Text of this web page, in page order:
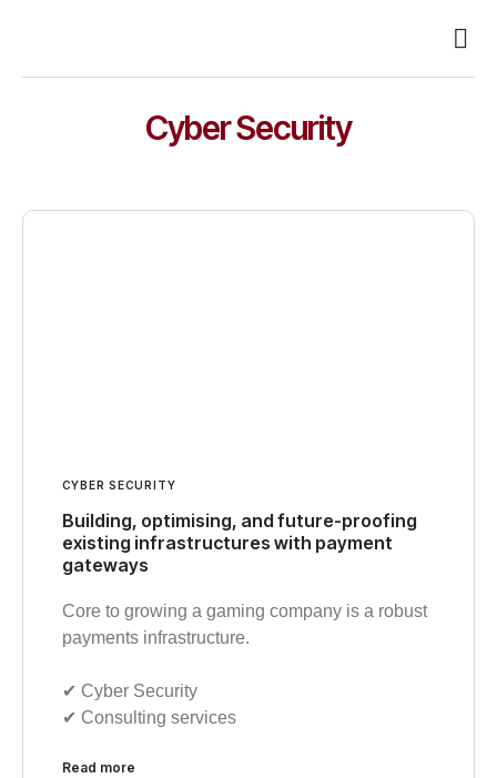
Cyber Security
CYBER SECURITY
Building, optimising, and future-proofing
existing infrastructures with payment
gateways
Core to growing a gaming company is a robust
payments infrastructure.
✔︎ Cyber Security
✔︎ Consulting services
Read more